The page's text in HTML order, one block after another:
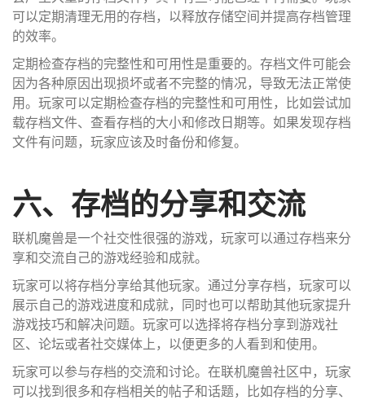
可以定期清理无用的存档，以释放存储空间并提高存档管理
的效率。
定期检查存档的完整性和可用性是重要的。存档文件可能会
因为各种原因出现损坏或者不完整的情况，导致无法正常使
用。玩家可以定期检查存档的完整性和可用性，比如尝试加
载存档文件、查看存档的大小和修改日期等。如果发现存档
文件有问题，玩家应该及时备份和修复。
六、存档的分享和交流
联机魔兽是一个社交性很强的游戏，玩家可以通过存档来分
享和交流自己的游戏经验和成就。
玩家可以将存档分享给其他玩家。通过分享存档，玩家可以
展示自己的游戏进度和成就，同时也可以帮助其他玩家提升
游戏技巧和解决问题。玩家可以选择将存档分享到游戏社
区、论坛或者社交媒体上，以便更多的人看到和使用。
玩家可以参与存档的交流和讨论。在联机魔兽社区中，玩家
可以找到很多和存档相关的帖子和话题，比如存档的分享、